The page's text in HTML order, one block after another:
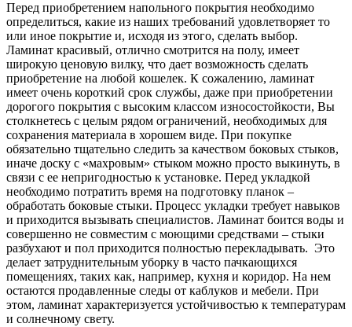
Перед приобретением напольного покрытия необходимо
определиться, какие из наших требований удовлетворяет то
или иное покрытие и, исходя из этого, сделать выбор.
Ламинат красивый, отлично смотрится на полу, имеет
широкую ценовую вилку, что дает возможность сделать
приобретение на любой кошелек. К сожалению, ламинат
имеет очень короткий срок службы, даже при приобретении
дорогого покрытия с высоким классом износостойкости, Вы
столкнетесь с целым рядом ограничений, необходимых для
сохранения материала в хорошем виде. При покупке
обязательно тщательно следить за качеством боковых стыков,
иначе доску с «махровым» стыком можно просто выкинуть, в
связи с ее непригодностью к установке. Перед укладкой
необходимо потратить время на подготовку планок –
обработать боковые стыки. Процесс укладки требует навыков
и приходится вызывать специалистов. Ламинат боится воды и
совершенно не совместим с моющими средствами – стыки
разбухают и пол приходится полностью перекладывать. Это
делает затруднительным уборку в часто пачкающихся
помещениях, таких как, например, кухня и коридор. На нем
остаются продавленные следы от каблуков и мебели. При
этом, ламинат характеризуется устойчивостью к температурам
и солнечному свету.